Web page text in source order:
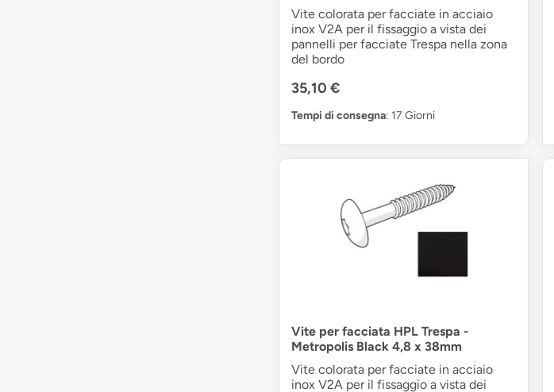
Vite colorata per facciate in acciaio
inox V2A per il fissaggio a vista dei
pannelli per facciate Trespa nella zona
del bordo
35,10 €
Tempi di consegna: 17 Giorni
Vite per facciata HPL Trespa -
Metropolis Black 4,8 x 38mm
Vite colorata per facciate in acciaio
inox V2A per il fissaggio a vista dei